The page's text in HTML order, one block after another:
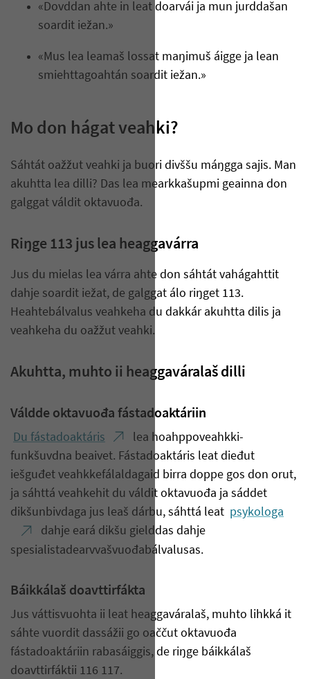
«Dovddan ahte in leat doarvái ja mun jurddašan
soardit iežan.»
«Mus lea leamaš lossat maŋimuš áigge ja lean
smiehttagoahtán soardit iežan.»
Mo don hágat veahki?
Sáhtát oažžut veahki ja buori divššu máŋgga sajis. Man
akuhtta lea dilli? Das lea mearkkašupmi geainna don
galggat váldit oktavuođa.
Riŋge 113 jus lea heaggavárra
Jus du mielas lea várra ahte don sáhtát vahágahttit
dahje soardit iežat, de galggat álo riŋget 113.
Heahtebálvalus veahkeha du dakkár akuhtta dilis ja
veahkeha du oažžut veahki.
Akuhtta, muhto ii heaggaváralaš dilli
Váldde oktavuođa fástadoaktáriin
Du fástadoaktáris
lea hoahppoveahkki-
funkšuvdna beaivet. Fástadoaktáris leat dieđut
iešguđet veahkkefálaldagaid birra doppe gos don orut,
ja sáhttá veahkehit du váldit oktavuođa ja sáddet
dikšunbivdaga jus leaš dárbu, sáhttá leat psykologa
dahje eará dikšu gielddas dahje
spesialistadearvvašvuođabálvalusas.
Báikkálaš doavttirfákta
Jus váttisvuohta ii leat heaggaváralaš, muhto lihkká it
sáhte vuordit dassážii go oaččut oktavuođa
fástadoaktáriin rabasáiggis, de riŋge báikkálaš
doavttirfáktii 116 117.